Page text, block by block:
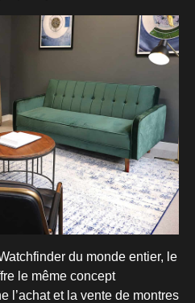
du monde entier, le
le même concept
l’achat et la vente de montres